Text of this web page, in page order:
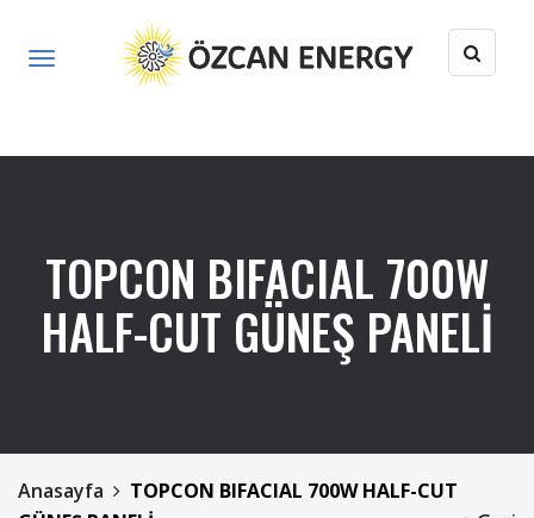
TOPCON BIFACIAL 700W
HALF-CUT GÜNEŞ PANELİ
Anasayfa
TOPCON BIFACIAL 700W HALF-CUT